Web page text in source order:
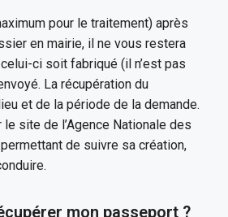
pour le traitement) après
en mairie, il ne vous restera
ci soit fabriqué (il n’est pas
La récupération du
et de la période de la demande.
site de l’Agence Nationale des
de suivre sa création,
mon passeport ?